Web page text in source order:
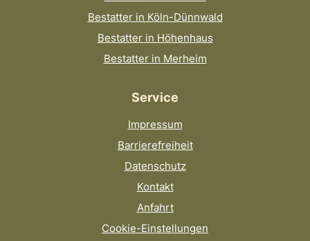
Bestatter in Köln-Dünnwald
Bestatter in Höhenhaus
Bestatter in Merheim
Service
Impressum
Barrierefreiheit
Datenschutz
Kontakt
Anfahrt
Cookie-Einstellungen